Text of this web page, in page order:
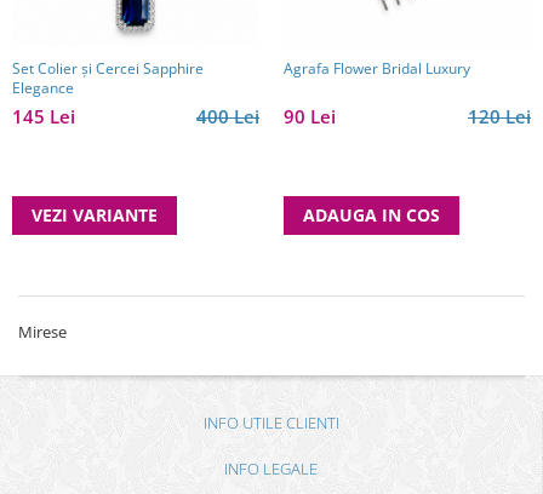
Set Colier și Cercei Sapphire
Elegance
400 Lei
145 Lei
VEZI VARIANTE
Agrafa Flower Bridal Luxury
120 Lei
90 Lei
ADAUGA IN COS
Mirese
INFO UTILE CLIENTI
INFO LEGALE